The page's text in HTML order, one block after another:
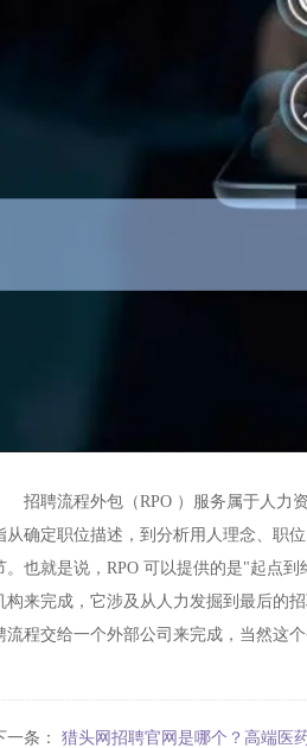
招聘流程外包（RPO ）服务属于人力
从确定职位描述，到分析用人理念、职
。也就是说，RPO 可以提供的是"起点
构来完成，它涉及从人力发掘到最后的
流程交给一个外部公司来完成，当然这
一条： 猎头网招聘官网是哪个？高端医